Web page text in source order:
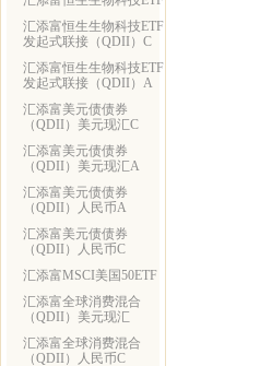
汇添富恒生生物科技ETF
发起式联接（QDII）C
汇添富恒生生物科技ETF
发起式联接（QDII）A
汇添富美元债债券
（QDII）美元现汇C
汇添富美元债债券
（QDII）美元现汇A
汇添富美元债债券
（QDII）人民币A
汇添富美元债债券
（QDII）人民币C
汇添富MSCI美国50ETF
汇添富全球消费混合
（QDII）美元现汇
汇添富全球消费混合
（QDII）人民币C